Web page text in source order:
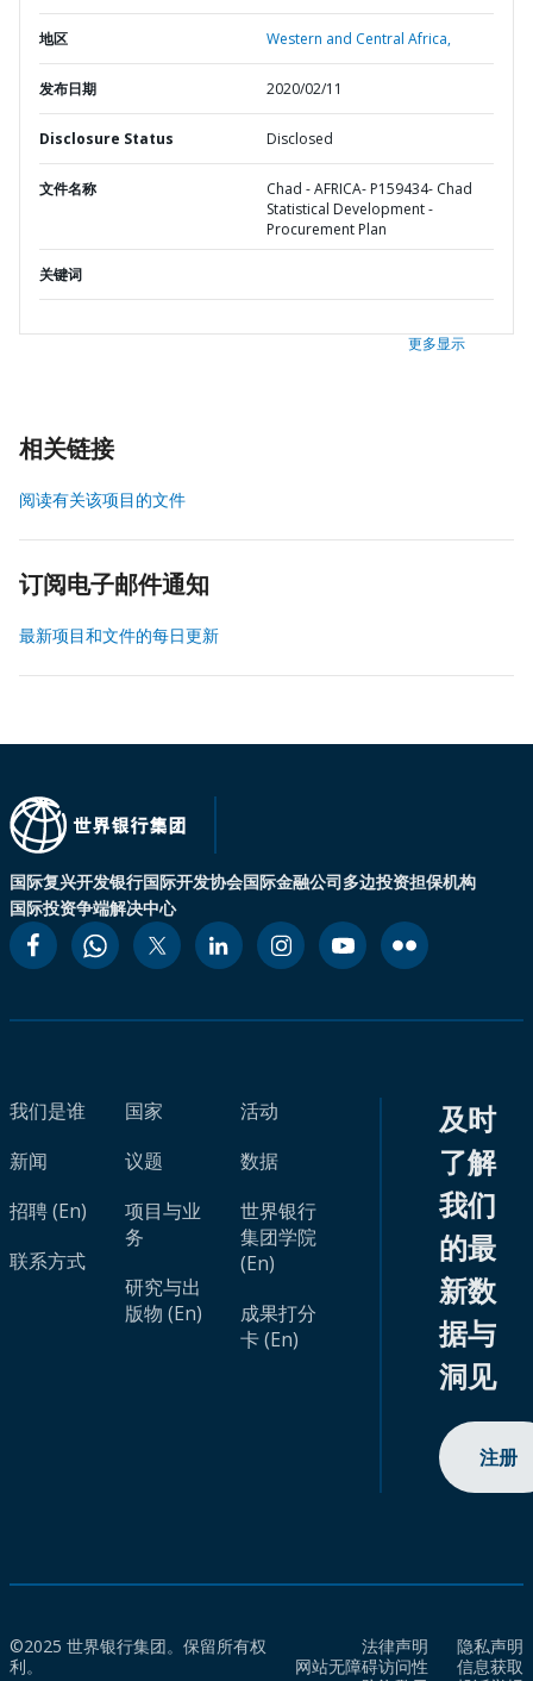
地区 Western and Central Africa,
发布日期 2020/02/11
Disclosure Status Disclosed
文件名称
Chad - AFRICA- P159434- Chad
Statistical Development -
Procurement Plan
关键词
更多显示
相关链接
阅读有关该项目的文件
订阅电子邮件通知
最新项目和文件的每日更新
国际复兴开发银行国际开发协会国际金融公司多边投资担保机构
国际投资争端解决中心
我们是谁
新闻
招聘 (En)
联系方式
国家
议题
项目与业
务
研究与出
版物 (En)
活动
数据
世界银行
集团学院
(En)
成果打分
卡 (En)
及时
了解
我们
的最
新数
据与
洞见
注册
©2025 世界银行集团。保留所有权
利。
法律声明
隐私声明
网站无障碍访问性
信息获取